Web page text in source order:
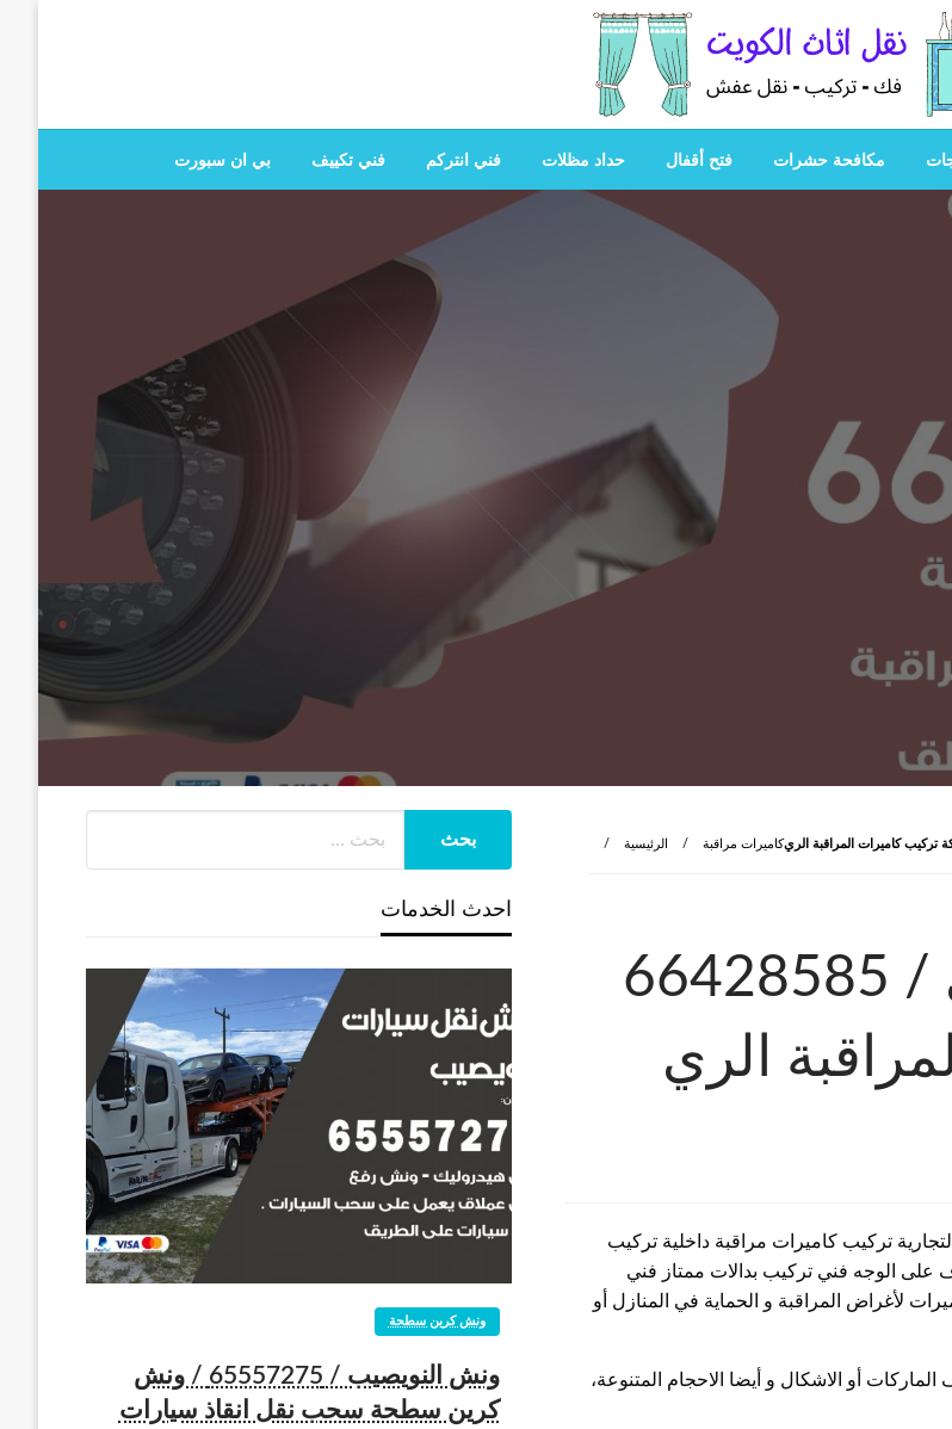
تبحث
عن أفضل خدمات بالكويت؟ خدمة فك نقل تركيب صيانة تصليح جميع الخدمات المنزلية في الكويت
مكافحة حشرات فتح أقفال حداد مظلات فني انتركم فني تكييف بي ان سبورت
الرئيسية كاميرات مراقبة
فني كاميرات مراقبة الري / 66428585
الري
تركيب كاميرات مراقبة داخلية تركيب
على الوجه فني تركيب بدالات ممتاز فني
لأغراض المراقبة و الحماية في المنازل أو
أو الاشكال و أيضا الاحجام المتنوعة،
احدث الخدمات
ونش كرين سطحة
ونش النويصيب / 65557275 / ونش
كرين سطحة سحب نقل انقاذ سيارات